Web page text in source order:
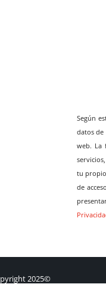
Según
datos de
web. La
tu propio
de
2025©